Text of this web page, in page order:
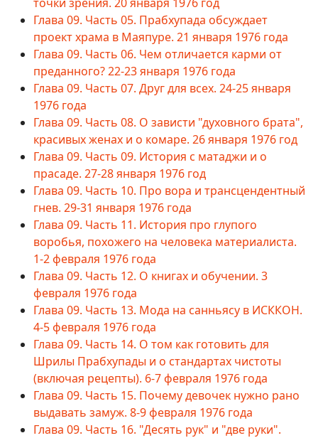
Глава 09. Часть 05. Прабхупада обсуждает
проект храма в Маяпуре. 21 января 1976 года
Глава 09. Часть 06. Чем отличается карми от
преданного? 22-23 января 1976 года
Глава 09. Часть 07. Друг для всех. 24-25 января
1976 года
Глава 09. Часть 08. О зависти "духовного брата",
красивых женах и о комаре. 26 января 1976 год
Глава 09. Часть 09. История с матаджи и о
прасаде. 27-28 января 1976 год
Глава 09. Часть 10. Про вора и трансцендентный
гнев. 29-31 января 1976 года
Глава 09. Часть 11. История про глупого
воробья, похожего на человека материалиста.
1-2 февраля 1976 года
Глава 09. Часть 12. О книгах и обучении. 3
февраля 1976 года
Глава 09. Часть 13. Мода на санньясу в ИСККОН.
4-5 февраля 1976 года
Глава 09. Часть 14. О том как готовить для
Шрилы Прабхупады и о стандартах чистоты
(включая рецепты). 6-7 февраля 1976 года
Глава 09. Часть 15. Почему девочек нужно рано
выдавать замуж. 8-9 февраля 1976 года
Глава 09. Часть 16. "Десять рук" и "две руки".